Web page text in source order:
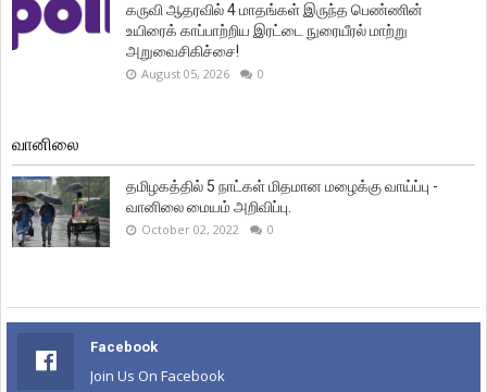
கருவி ஆதரவில் 4 மாதங்கள் இருந்த பெண்ணின்
உயிரைக் காப்பாற்றிய இரட்டை நுரையீரல் மாற்று
அறுவைசிகிச்சை!
August 05, 2026 0
வானிலை
தமிழகத்தில் 5 நாட்கள் மிதமான மழைக்கு வாய்ப்பு -
வானிலை மையம் அறிவிப்பு.
October 02, 2022 0
Facebook
Join Us On Facebook